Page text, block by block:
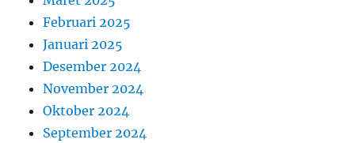
Februari 2025
Januari 2025
Desember 2024
November 2024
Oktober 2024
September 2024